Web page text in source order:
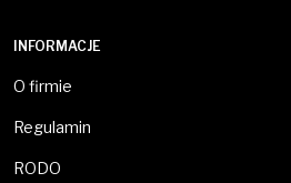
INFORMACJE
O firmie
Regulamin
RODO